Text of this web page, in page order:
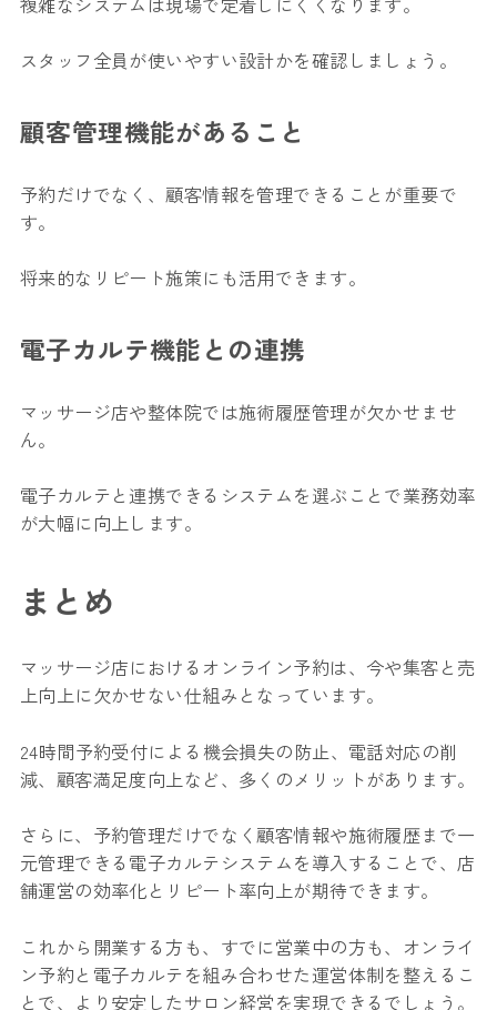
スタッフ全員が使いやすい設計かを確認しましょう。
顧客管理機能があること
予約だけでなく、顧客情報を管理できることが重要で
す。
将来的なリピート施策にも活用できます。
電子カルテ機能との連携
マッサージ店や整体院では施術履歴管理が欠かせませ
ん。
電子カルテと連携できるシステムを選ぶことで業務効率
が大幅に向上します。
まとめ
マッサージ店におけるオンライン予約は、今や集客と売
上向上に欠かせない仕組みとなっています。
24時間予約受付による機会損失の防止、電話対応の削
減、顧客満足度向上など、多くのメリットがあります。
さらに、予約管理だけでなく顧客情報や施術履歴まで一
元管理できる電子カルテシステムを導入することで、店
舗運営の効率化とリピート率向上が期待できます。
これから開業する方も、すでに営業中の方も、オンライ
ン予約と電子カルテを組み合わせた運営体制を整えるこ
とで、より安定したサロン経営を実現できるでしょう。